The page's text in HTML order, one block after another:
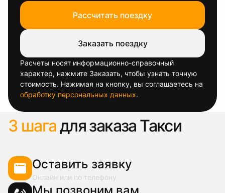
Рассчитать поездку
Заказать поездку
Расчеты носят информационно-справочный
характер, нажмите Заказать, чтобы узнать точную
стоимость. Нажимая на кнопку, вы соглашаетесь на
обработку персональных данных.
3 шагадля заказа Такси
Оставить заявку
Онлайн или по телефону